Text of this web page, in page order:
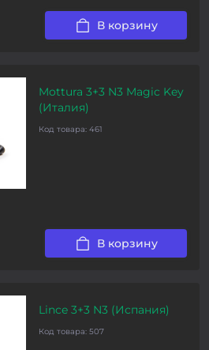
В корзину
Mottura 3+3 N3 Magic Key
(Италия)
Код товара: 461
В корзину
Lince 3+3 N3 (Испания)
Код товара: 507